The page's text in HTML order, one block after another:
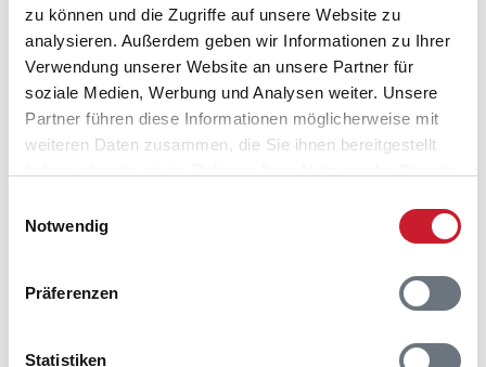
zu können und die Zugriffe auf unsere Website zu
analysieren. Außerdem geben wir Informationen zu Ihrer
Verwendung unserer Website an unsere Partner für
soziale Medien, Werbung und Analysen weiter. Unsere
Partner führen diese Informationen möglicherweise mit
weiteren Daten zusammen, die Sie ihnen bereitgestellt
Notwendig
Präferenzen
Statistiken